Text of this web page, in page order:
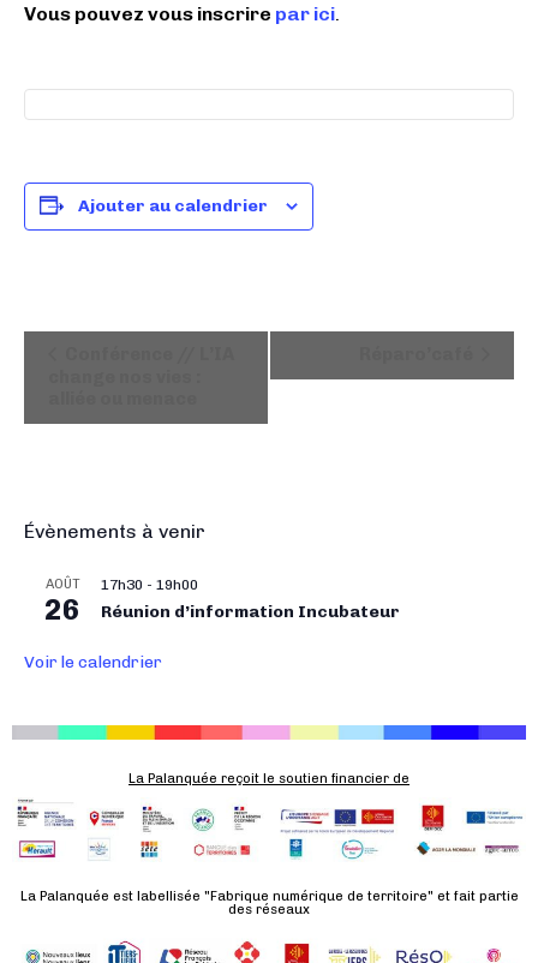
Vous pouvez vous inscrire par ici.
Ajouter au calendrier
t
v
n
m
e
n
Évènements à venir
AOÛT
26
17h30 - 19h00
Réunion d’information Incubateur
Voir le calendrier
La Palanquée reçoit le soutien financier de
La Palanquée est labellisée "Fabrique numérique de territoire" et fait partie
des réseaux